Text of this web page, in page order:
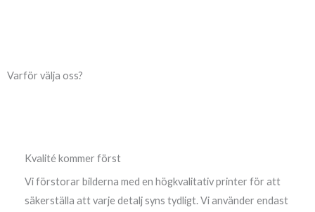
Varför välja oss?
Kvalité kommer först
Vi förstorar bilderna med en högkvalitativ printer för att
säkerställa att varje detalj syns tydligt. Vi använder endast